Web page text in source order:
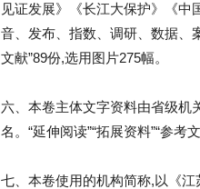
见证发展》《长江大保护》《中
音、发布、指数、调研、数据、
文献”89份,选用图片275幅。
六、本卷主体文字资料由省级机
名。“延伸阅读”“拓展资料”“参
七、本卷使用的机构简称,以《